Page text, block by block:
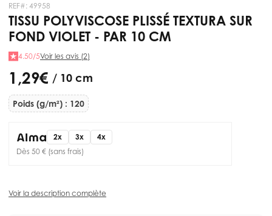
REF#: 49958
TISSU POLYVISCOSE PLISSÉ TEXTURA SUR
FOND VIOLET - PAR 10 CM
4.50/5Voir les avis (2)
1,29 € / 10 cm
Poids (g/m²) : 120
2x 3x
4x
Dès 50 € (sans frais)
Voir la description complète